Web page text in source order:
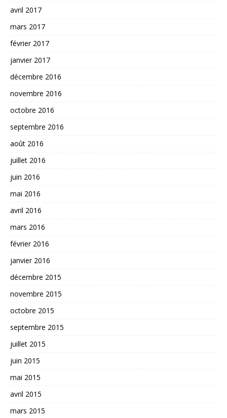
avril 2017
mars 2017
février 2017
janvier 2017
décembre 2016
novembre 2016
octobre 2016
septembre 2016
août 2016
juillet 2016
juin 2016
mai 2016
avril 2016
mars 2016
février 2016
janvier 2016
décembre 2015
novembre 2015
octobre 2015
septembre 2015
juillet 2015
juin 2015
mai 2015
avril 2015
mars 2015